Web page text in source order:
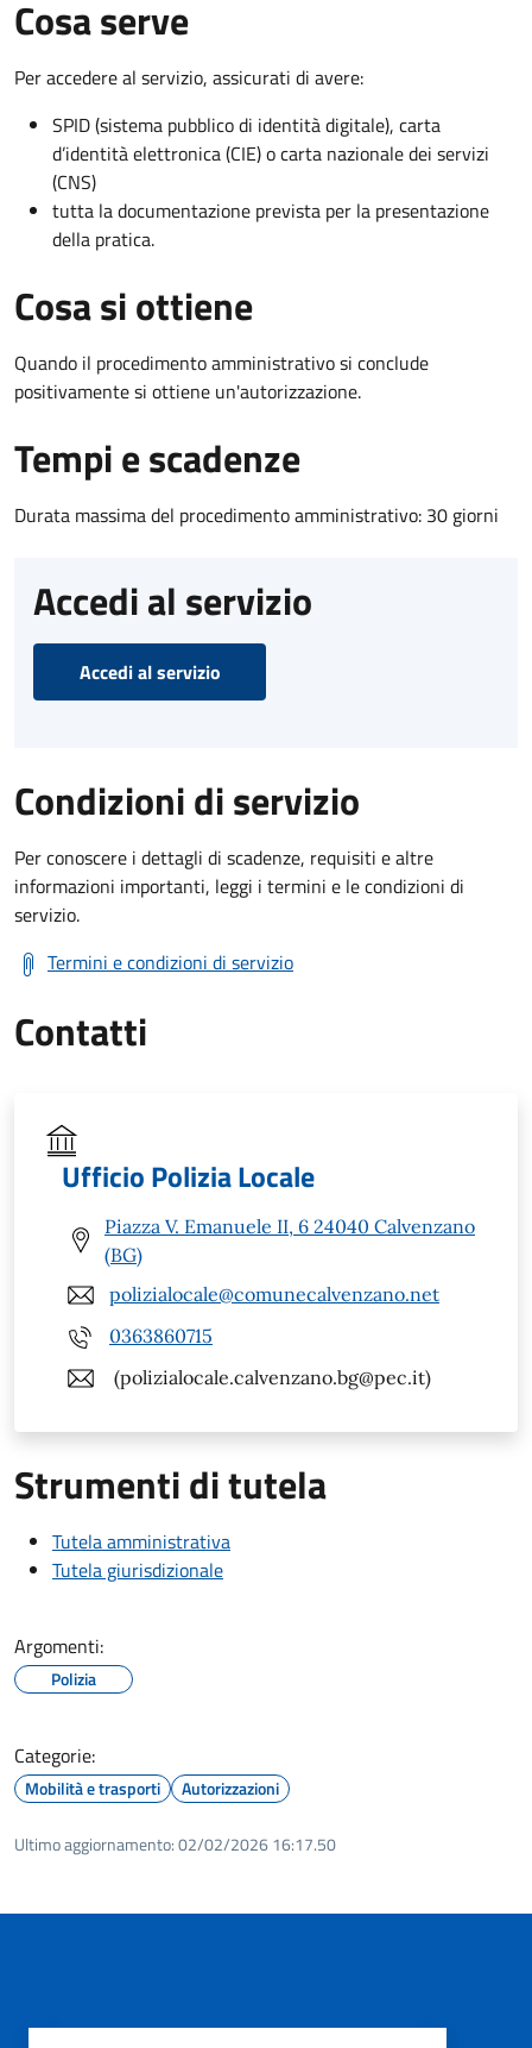
Cosa serve
Per accedere al servizio, assicurati di avere:
SPID (sistema pubblico di identità digitale), carta
d’identità elettronica (CIE) o carta nazionale dei servizi
(CNS)
tutta la documentazione prevista per la presentazione
della pratica.
Cosa si ottiene
Quando il procedimento amministrativo si conclude
positivamente si ottiene un'autorizzazione.
Tempi e scadenze
Durata massima del procedimento amministrativo: 30 giorni
Accedi al servizio
Accedi al servizio
Condizioni di servizio
Per conoscere i dettagli di scadenze, requisiti e altre
informazioni importanti, leggi i termini e le condizioni di
servizio.
Termini e condizioni di servizio
Contatti
Ufficio Polizia Locale
Piazza V. Emanuele II, 6 24040 Calvenzano
(BG)
polizialocale@comunecalvenzano.net
0363860715
(polizialocale.calvenzano.bg@pec.it)
Strumenti di tutela
Tutela amministrativa
Tutela giurisdizionale
Argomenti:
Polizia
Categorie:
Mobilità e trasporti Autorizzazioni
Ultimo aggiornamento:02/02/2026 16:17.50